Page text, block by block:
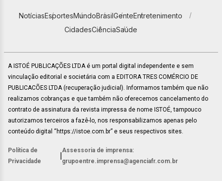
NotíciasEsportesMundoBrasilGenteEntretenimento
CidadesCiênciaSaúde
A ISTOÉ PUBLICAÇÕES LTDA é um portal digital independente e sem
vinculação editorial e societária com a EDITORA TRES COMÉRCIO DE
PUBLICACÕES LTDA (recuperação judicial). Informamos também que não
realizamos cobranças e que também não oferecemos cancelamento do
contrato de assinatura da revista impressa de nome ISTOÉ, tampouco
autorizamos terceiros a fazê-lo, nos responsabilizamos apenas pelo
conteúdo digital “https://istoe.com.br” e seus respectivos sites.
Política de
Privacidade
Assessoria de imprensa:
grupoentre.imprensa@agenciafr.com.br